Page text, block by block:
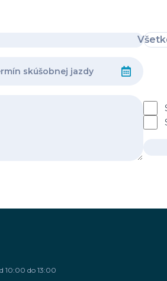
10:00 do 13:00